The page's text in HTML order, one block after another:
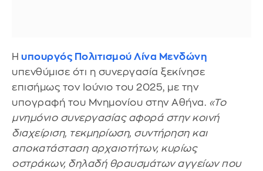
Η υπουργός Πολιτισμού Λίνα Μενδώνη
υπενθύμισε ότι η συνεργασία ξεκίνησε
επισήμως τον Ιούνιο του 2025, με την
υπογραφή του Μνημονίου στην Αθήνα. «Το
μνημόνιο συνεργασίας αφορά στην κοινή
διαχείριση, τεκμηρίωση, συντήρηση και
αποκατάσταση αρχαιοτήτων, κυρίως
οστράκων, δηλαδή θραυσμάτων αγγείων που